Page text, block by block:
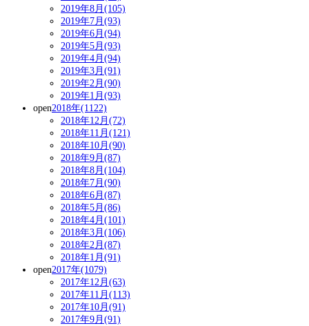
2019年8月(105)
2019年7月(93)
2019年6月(94)
2019年5月(93)
2019年4月(94)
2019年3月(91)
2019年2月(90)
2019年1月(93)
open2018年(1122)
2018年12月(72)
2018年11月(121)
2018年10月(90)
2018年9月(87)
2018年8月(104)
2018年7月(90)
2018年6月(87)
2018年5月(86)
2018年4月(101)
2018年3月(106)
2018年2月(87)
2018年1月(91)
open2017年(1079)
2017年12月(63)
2017年11月(113)
2017年10月(91)
2017年9月(91)